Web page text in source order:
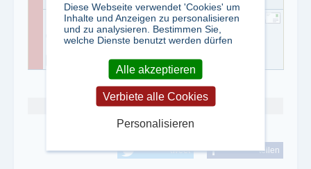
Herr Herrlich
0791/500-285
0791/500-204
Abo kündigen
tweet teilen
Diese Webseite verwendet 'Cookies' um
Inhalte und Anzeigen zu personalisieren
und zu analysieren. Bestimmen Sie,
welche Dienste benutzt werden dürfen
Alle akzeptieren
Verbiete alle Cookies
Personalisieren